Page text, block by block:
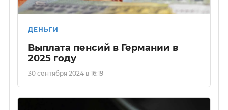
ДЕНЬГИ
Выплата пенсий в Германии в
2025 году
30 сентября 2024 в 16:19